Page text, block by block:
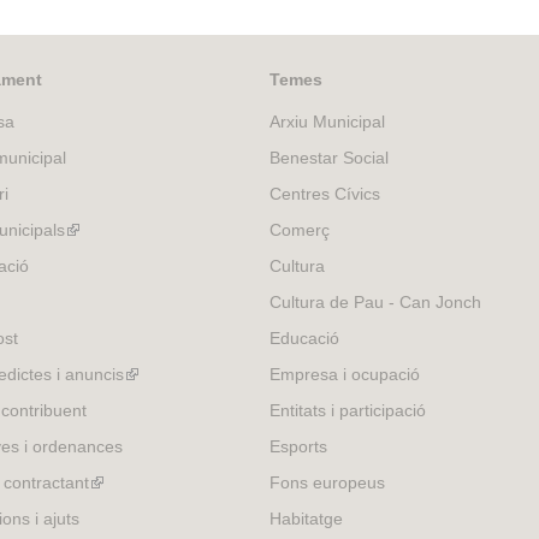
(link
i anuncis(link
i ordenances
(link
i ajuts
Temes
Arxiu Municipal
Benestar Social
Centres Cívics
Comerç
Cultura
Cultura de Pau - Can Jonch
Educació
Empresa i ocupació
Entitats i participació
Esports
Fons europeus
Habitatge